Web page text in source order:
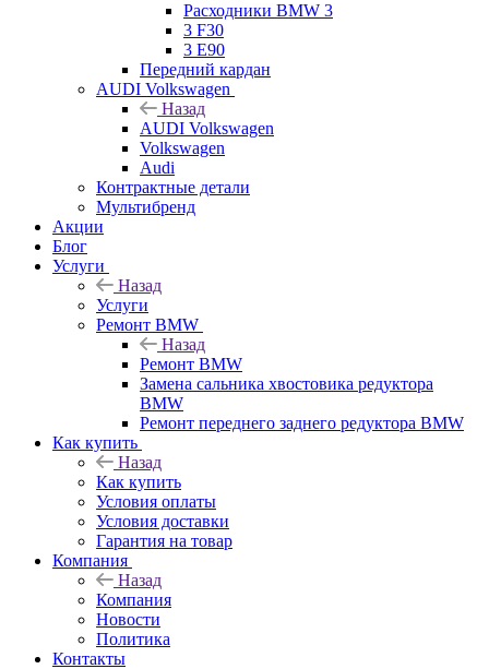
Расходники BMW 3
3 F30
3 E90
Передний кардан
AUDI Volkswagen
Назад
AUDI Volkswagen
Volkswagen
Audi
Контрактные детали
Мультибренд
Акции
Блог
Услуги
Назад
Услуги
Ремонт BMW
Назад
Ремонт BMW
Замена сальника хвостовика редуктора
BMW
Ремонт переднего заднего редуктора BMW
Как купить
Назад
Как купить
Условия оплаты
Условия доставки
Гарантия на товар
Компания
Назад
Компания
Новости
Политика
Контакты